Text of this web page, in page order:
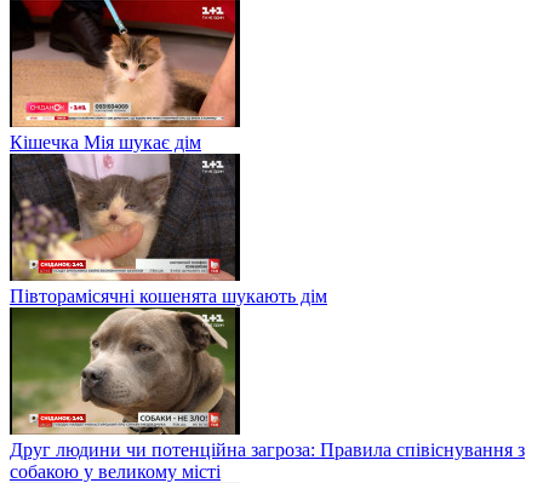
Кішечка Мія шукає дім
Півторамісячні кошенята шукають дім
Друг людини чи потенційна загроза: Правила співіснування з
собакою у великому місті